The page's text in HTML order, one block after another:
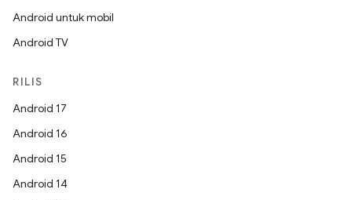
Android untuk mobil
Android TV
RILIS
Android 17
Android 16
Android 15
Android 14